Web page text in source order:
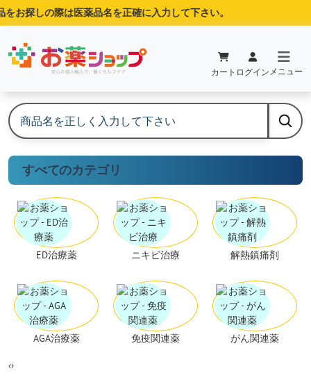
探しの際は医薬品名を正確に入力して下さい。
カート ログイン メニュー
すべてのカテゴリ
ED治療薬
AGA治療薬
ニキビ治療
免疫関連薬
解熱鎮痛剤
がん関連薬
‹›